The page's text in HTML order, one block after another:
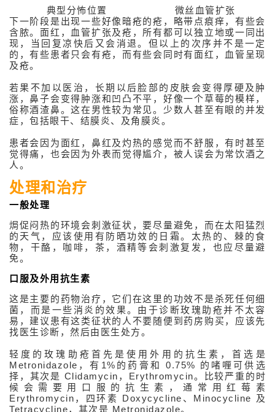
头发及甲问题
关于体重管理
抗衰老贺尔蒙
典型分怖位置
微丝血管扩张
下一阶段是出现一些好像暗疮的疮，略带点痕痒，有些会
含脓。面红，血管扩张及疮，所有都可以独立地或一同出
现，当回复凉快后又会消退。但以上的次序并不是一定
的，有些患者只会有疮，而有些会同时有面红，血管呈现
及疮。
若果不加以医治，长期以后脸部的皮肤会变得厚硬及肿
涨，鼻子会变得肿涨和凹凸不平，好像一个草莓的模样，
俗称酒渣鼻。这在男性较为常见。少数人甚至有眼的并发
症，包括眼干、结膜炎、及角膜炎。
患者会因为面红，鼻红及灼热的感觉而不舒服，有时甚至
觉得痛，也会因为外表而觉得尴介，被人误会为常饮酒之
人。
处理和治疗
一般处理
焗促闷热的环境会刺激征状，要尽量避免，而在太阳猛烈
的天气，应该使用有防晒功效的日霜。太热的、棘的食
物，干酪，咖啡，茶，酒精等会刺激复发，也应尽量避
免。
口服及外用抗生素
这是主要的药物治疗，它们在这里的功效不是杀死任何细
菌，而是一些消炎的效果。由于诊断玫瑰助疮并不太容
易，建议患有这类征状的人不要随便到药房购买，应该先
找医生诊断，然后由医生处方。
轻度的玫瑰助疮首先是使用外用的抗生素，首选是
Metronidazole，有1%的药膏和
0.75% 的啫喱可供选
择，其次是 Clidamycin，Erythromycin。比较严重的时
候会需要用口服的抗生素，通常用红莓素
Erythromycin，四环素 Doxycycline、Minocycline 及
Tetracycline，其次是 Metronidazole。